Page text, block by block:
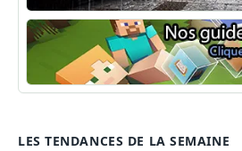
Shaders Minecraft
Guide Minecraft
LES TENDANCES DE LA SEMAINE